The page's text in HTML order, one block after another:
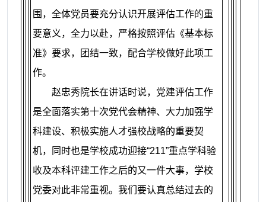
围，全体党员要充分认识开展评估工作的重
要意义，全力以赴，严格按照评估《基本标
准》要求，团结一致，配合学校做好此项工
作。
赵忠秀院长在讲话时说，党建评估工作
是全面落实第十次党代会精神、大力加强学
科建设、积极实施人才强校战略的重要契
机，同时也是学校成功迎接“211”重点学科验
收及本科评建工作之后的又一件大事，学校
党委对此非常重视。我们要认真总结过去的